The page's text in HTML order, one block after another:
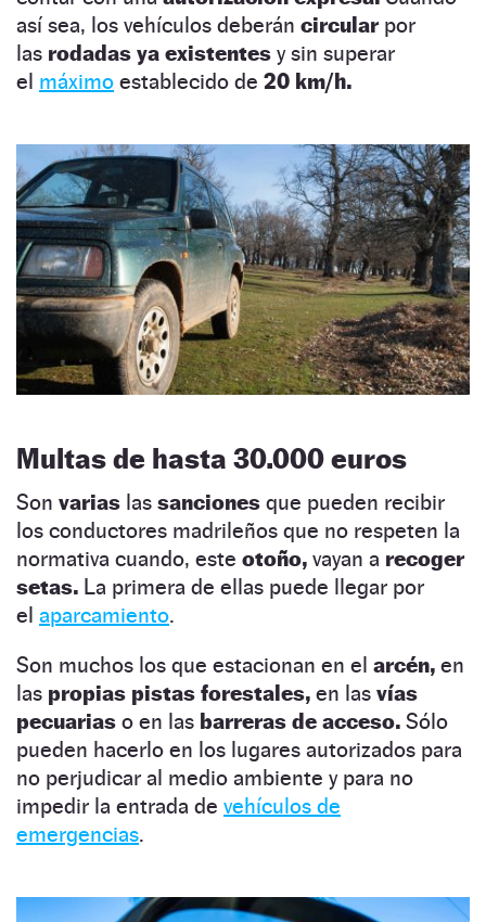
así sea, los vehículos deberán circular por
las rodadas ya existentes y sin superar
el máximo establecido de 20 km/h.
Multas de hasta 30.000 euros
Son varias las sanciones que pueden recibir
los conductores madrileños que no respeten la
normativa cuando, este otoño, vayan a recoger
setas. La primera de ellas puede llegar por
el aparcamiento.
Son muchos los que estacionan en el arcén, en
las propias pistas forestales, en las vías
pecuarias o en las barreras de acceso. Sólo
pueden hacerlo en los lugares autorizados para
no perjudicar al medio ambiente y para no
impedir la entrada de vehículos de
emergencias.